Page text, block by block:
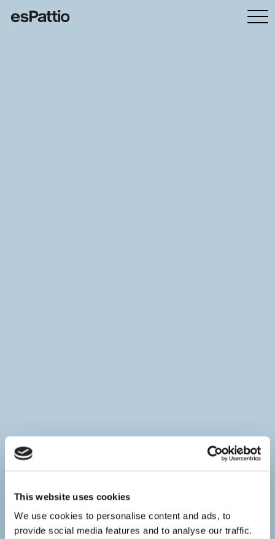
This website uses cookies
We use cookies to personalise content and ads, to
provide social media features and to analyse our traffic.